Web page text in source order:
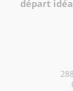
départ